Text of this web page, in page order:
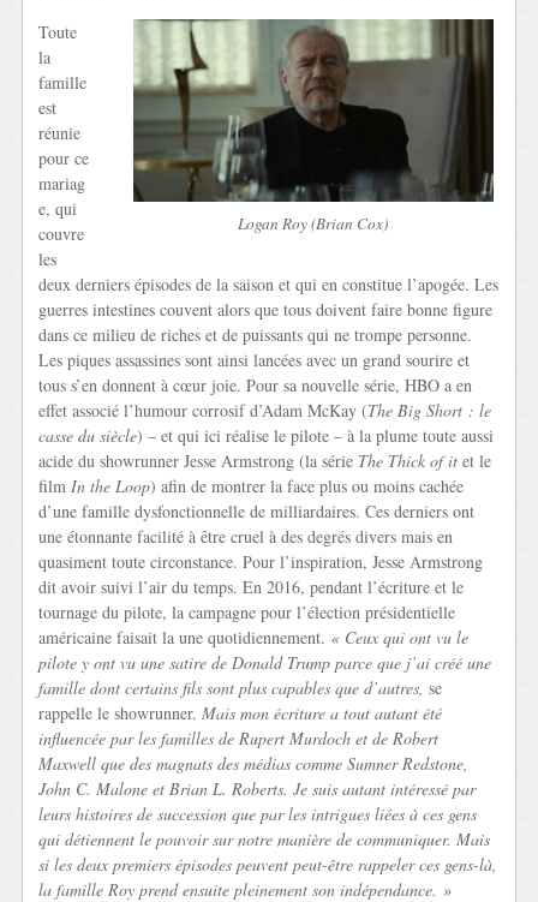
Logan Roy (Brian Cox)
Toute
la
famille
est
réunie
pour ce
mariag
e, qui
couvre
les
deux derniers épisodes de la saison et qui en constitue l’apogée. Les
guerres intestines couvent alors que tous doivent faire bonne figure
dans ce milieu de riches et de puissants qui ne trompe personne.
Les piques assassines sont ainsi lancées avec un grand sourire et
tous s’en donnent à cœur joie. Pour sa nouvelle série, HBO a en
effet associé l’humour corrosif d’Adam McKay (The Big Short : le
casse du siècle) – et qui ici réalise le pilote – à la plume toute aussi
acide du showrunner Jesse Armstrong (la série The Thick of it et le
filmIn the Loop) afin de montrer la face plus ou moins cachée
d’une famille dysfonctionnelle de milliardaires. Ces derniers ont
une étonnante facilité à être cruel à des degrés divers mais en
quasiment toute circonstance. Pour l’inspiration, Jesse Armstrong
dit avoir suivi l’air du temps. En 2016, pendant l’écriture et le
tournage du pilote, la campagne pour l’élection présidentielle
américaine faisait la une quotidiennement. « Ceux qui ont vu le
pilote y ont vu une satire de Donald Trump parce que j’ai créé une
famille dont certains fils sont plus capables que d’autres, se
rappelle le showrunner.Mais mon écriture a tout autant été
influencée par les familles de Rupert Murdoch et de Robert
Maxwell que des magnats des médias comme Sumner Redstone,
John C. Malone et Brian L. Roberts. Je suis autant intéressé par
leurs histoires de succession que par les intrigues liées à ces gens
qui détiennent le pouvoir sur notre manière de communiquer. Mais
si les deux premiers épisodes peuvent peut-être rappeler ces gens-là,
la famille Roy prend ensuite pleinement son indépendance. »